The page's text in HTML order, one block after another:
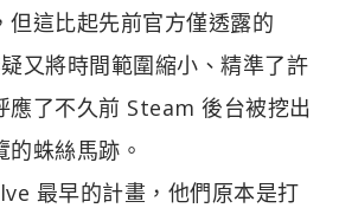
但這比起先前官方僅透露的
又將時間範圍縮小、精準了許
應了不久前 Steam 後台被挖出
蛛絲馬跡。
最早的計畫，他們原本是打